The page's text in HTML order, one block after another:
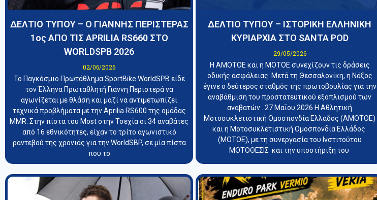
ΔΕΛΤΙΟ ΤΥΠΟΥ – Ο ΓΙΑΝΝΗΣ ΠΕΡΙΣΤΕΡΑΣ
1oς ΑΠΟ ΤΙΣ APRILIA RS660 ΣΤΟ
WORLDSPB 2026
02/06/2026
Το Παγκόσμιο Πρωτάθλημα SportBike WorldSPB είδε
τον Έλληνα Πρωταθλητή Γιάννη Περιστερά να
αγωνίζεται με θλάση και μαζί να αντιμετωπίζει
τεχνικά προβλήματα με την Aprilia RS600 της ομάδας
MMR. Στην πίστα του Most στην Τσεχία οι 34 αναβάτες
από 16 εθνικότητες, είχαν το τρίτο αγωνιστικό
ραντεβού της χρονιάς για την WorldSBP, σε μία πίστα
που το
ΔΕΛΤΙΟ ΤΥΠΟΥ – ΙΣΤΟΡΙΚΗ ΕΛΛΗΝΙΚΗ
ΚΥΡΙΑΡΧΙΑ ΣΤΟ SANTA POD
29/05/2026
Η ΑΜΟΤΟΕ και η ΜΟΤΟΕ συνεχίζουν τις δράσεις
οδικής ασφάλειας: Μετά τη Θεσσαλονίκη, η Νάξος
έγινε ο δεύτερος σταθμός της πρωτοβουλίας για την
αναβάθμιση του προστατευτικού εξοπλισμού των
αναβατών . 27 Μαΐου 2026 Η Αθλητική
Μοτοσυκλετιστική Ομοσπονδία Ελλάδος (ΑΜΟΤΟΕ)
και η Μοτοσυκλετιστική Ομοσπονδία Ελλάδος
(ΜΟΤΟΕ), με τη συνεργασία του Ινστιτούτου
ΜΟΤΟΘΕΣΙΣ και την υποστήριξη του